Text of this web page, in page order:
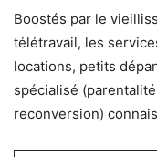
Boostés par le
télétravail, les
locations, petits
spécialisé
reconversion)